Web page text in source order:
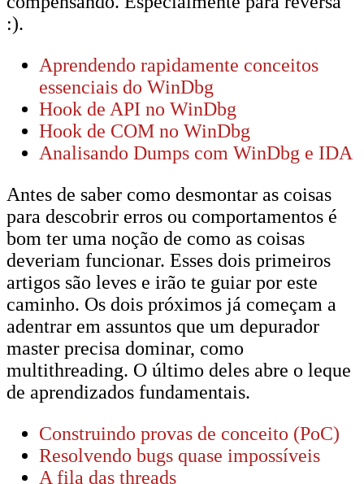
:).
Aprendendo rapidamente conceitos
essenciais do WinDbg
Hook de API no WinDbg
Hook de COM no WinDbg
Analisando Dumps com WinDbg e IDA
Antes de saber como desmontar as coisas
para descobrir erros ou comportamentos é
bom ter uma noção de como as coisas
deveriam funcionar. Esses dois primeiros
artigos são leves e irão te guiar por este
caminho. Os dois próximos já começam a
adentrar em assuntos que um depurador
master precisa dominar, como
multithreading. O último deles abre o leque
de aprendizados fundamentais.
Construindo provas de conceito (PoC)
Resolvendo bugs quase impossíveis
A fila das threads